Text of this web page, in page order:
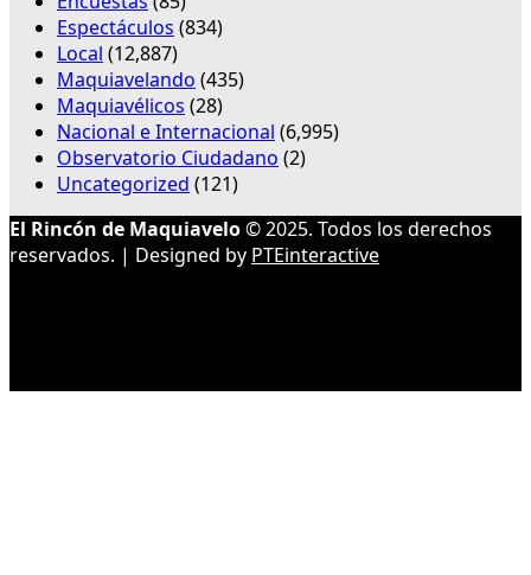
Espectáculos (834)
Local (12,887)
Maquiavelando (435)
Maquiavélicos (28)
Nacional e Internacional (6,995)
Observatorio Ciudadano (2)
Uncategorized (121)
El Rincón de Maquiavelo© 2025. Todos los derechos
reservados. | Designed by PTEinteractive